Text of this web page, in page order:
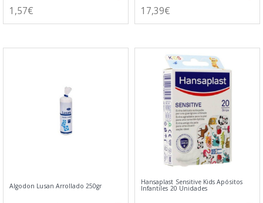
1,57€ 17,39€
Algodon Lusan Arrollado 250gr Hansaplast Sensitive Kids Apósitos
Infantiles 20 Unidades